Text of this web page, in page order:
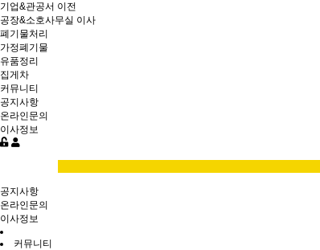
기업&관공서 이전
공장&소호사무실 이사
폐기물처리
가정폐기물
유품정리
집게차
커뮤니티
공지사항
온라인문의
이사정보
공지사항
온라인문의
이사정보
커뮤니티